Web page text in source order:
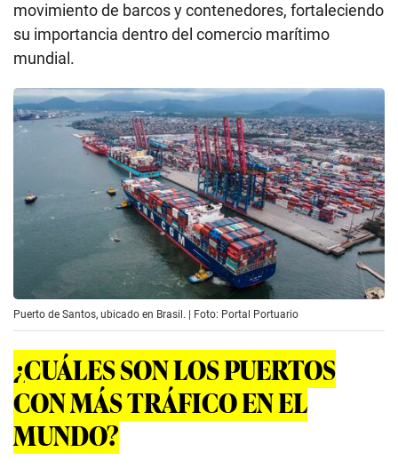
movimiento de barcos y contenedores, fortaleciendo
su importancia dentro del comercio marítimo
mundial.
Puerto de Santos, ubicado en Brasil. | Foto: Portal Portuario
¿CUÁLES SON LOS PUERTOS
CON MÁS TRÁFICO EN EL
MUNDO?